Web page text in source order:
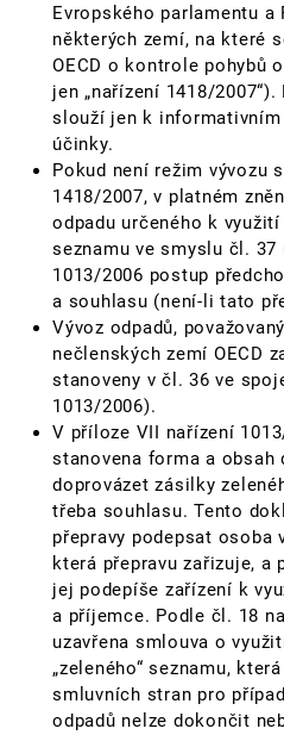
Evropského parlamentu a
některých zemí, na které
OECD o kontrole pohybů
jen „nařízení 1418/
slouží jen k informativním
účinky.
Pokud není režim vývozu
1418/2007, v platném
odpadu určeného k využití
seznamu ve smyslu čl.
1013/2006 postup
a souhlasu (není-li tato
Vývoz odpadů,
nečlenských zemí OECD
stanoveny v čl. 36 ve
1013/2006).
V příloze VII nařízení
stanovena forma a obsah
doprovázet zásilky
třeba souhlasu. Tento
přepravy podepsat
která přepravu zařizuje, a
jej podepíše zařízení k
a příjemce. Podle čl. 18
uzavřena smlouva o
„zeleného“ seznamu,
smluvních stran pro
odpadů nelze dokončit